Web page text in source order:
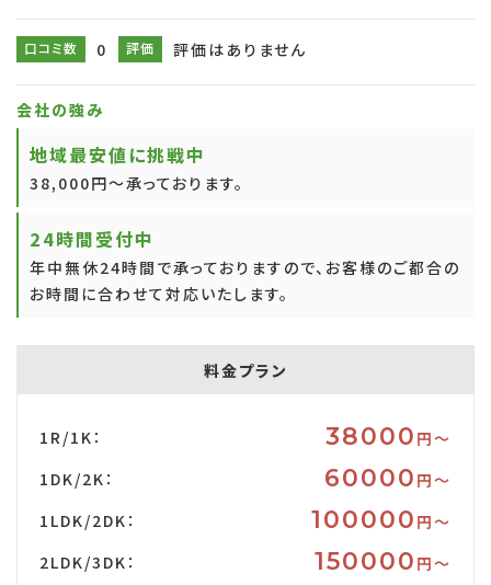
口コミ数 0 評価 評価はありません
会社の強み
地域最安値に挑戦中
38,000円～承っております。
24時間受付中
年中無休24時間で承っておりますので、お客様のご都合の
お時間に合わせて対応いたします。
料金プラン
1R/1K： 38000 円〜
1DK/2K：
60000 円〜
1LDK/2DK：
100000 円〜
2LDK/3DK：
150000 円〜